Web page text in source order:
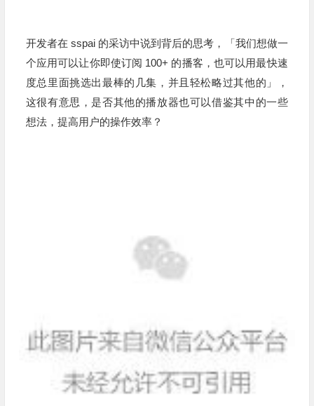
开发者在 sspai 的采访中说到背后的思考，「我们想做一
个应用可以让你即使订阅 100+ 的播客，也可以用最快速
度总里面挑选出最棒的几集，并且轻松略过其他的」，
这很有意思，是否其他的播放器也可以借鉴其中的一些
想法，提高用户的操作效率？